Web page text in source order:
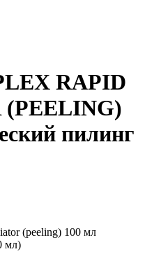
RAPID
пилинг
(peeling) 100 мл
мл)